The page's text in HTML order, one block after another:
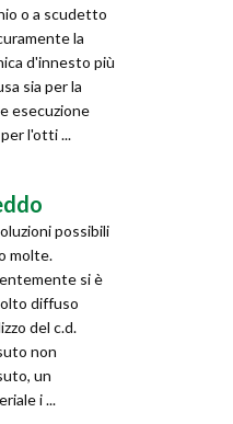
o a scudetto
la
d'innesto più
sia per la
esecuzione
l'otti ...
possibili
molte.
si è
diffuso
del c.d.
non
un
i ...